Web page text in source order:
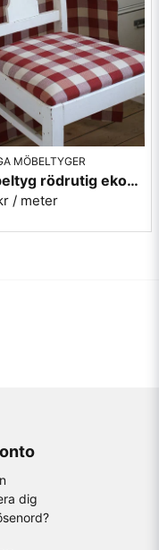
MÖBELTYGER
Möbeltyg rödrutig eko-bomull - Mariefred nr.31
/ meter
dig